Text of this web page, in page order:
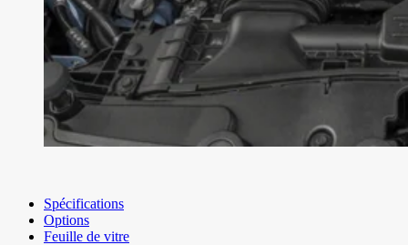
Spécifications
Options
Feuille de vitre